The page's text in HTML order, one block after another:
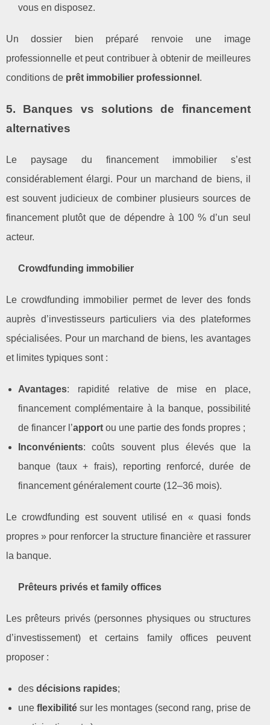
vous en disposez.
Un dossier bien préparé renvoie une image
professionnelle et peut contribuer à obtenir de meilleures
conditions de prêt immobilier professionnel .
5. Banques vs solutions de financement
alternatives
Le paysage du financement immobilier s’est
considérablement élargi. Pour un marchand de biens, il
est souvent judicieux de combiner plusieurs sources de
financement plutôt que de dépendre à 100 % d’un seul
acteur.
Crowdfunding immobilier
Le crowdfunding immobilier permet de lever des fonds
auprès d’investisseurs particuliers via des plateformes
spécialisées. Pour un marchand de biens, les avantages
et limites typiques sont :
Avantages: rapidité relative de mise en place,
financement complémentaire à la banque, possibilité
de financer l’apport ou une partie des fonds propres ;
Inconvénients: coûts souvent plus élevés que la
banque (taux + frais), reporting renforcé, durée de
financement généralement courte (12–36 mois).
Le crowdfunding est souvent utilisé en « quasi fonds
propres » pour renforcer la structure financière et rassurer
la banque.
Prêteurs privés et family offices
Les prêteurs privés (personnes physiques ou structures
d’investissement) et certains family offices peuvent
proposer :
des décisions rapides;
uneflexibilité sur les montages (second rang, prise de